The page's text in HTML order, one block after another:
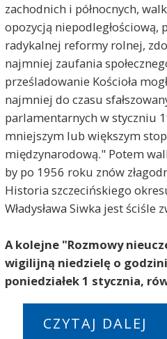
zachodnich i północnych,
opozycją niepodległościową,
radykalnej reformy rolnej,
najmniej zaufania
prześladowanie Kościoła
najmniej do czasu
parlamentarnych w styczniu
mniejszym lub większym
międzynarodową." Potem
by po 1956 roku znów
Historia szczecińskiego
Władysława Siwka jest
A kolejne "Rozmowy
wigilijną niedzielę o
poniedziałek 1 stycznia,
CZYTAJ DALEJ